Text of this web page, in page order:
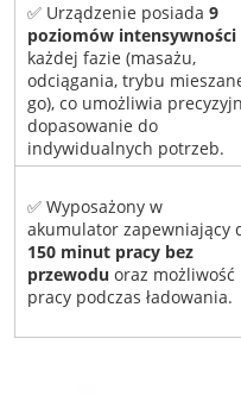
✅ Urządzenie posiada 9
poziomów intensywności
każdej fazie (masażu,
odciągania, trybu
go), co umożliwia
dopasowanie do
indywidualnych potrzeb.
✅ Wyposażony w
akumulator zapewniający
150 minut pracy bez
przewodu oraz możliwość
pracy podczas ładowania.